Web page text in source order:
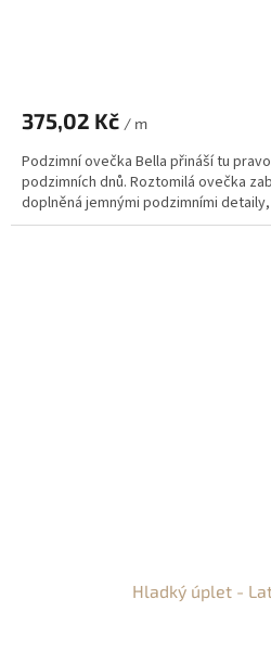
375,02 Kč / m
Podzimní ovečka Bella přináší tu
podzimních dnů. Roztomilá ovečka
doplněná jemnými podzimními
Hladký úplet -